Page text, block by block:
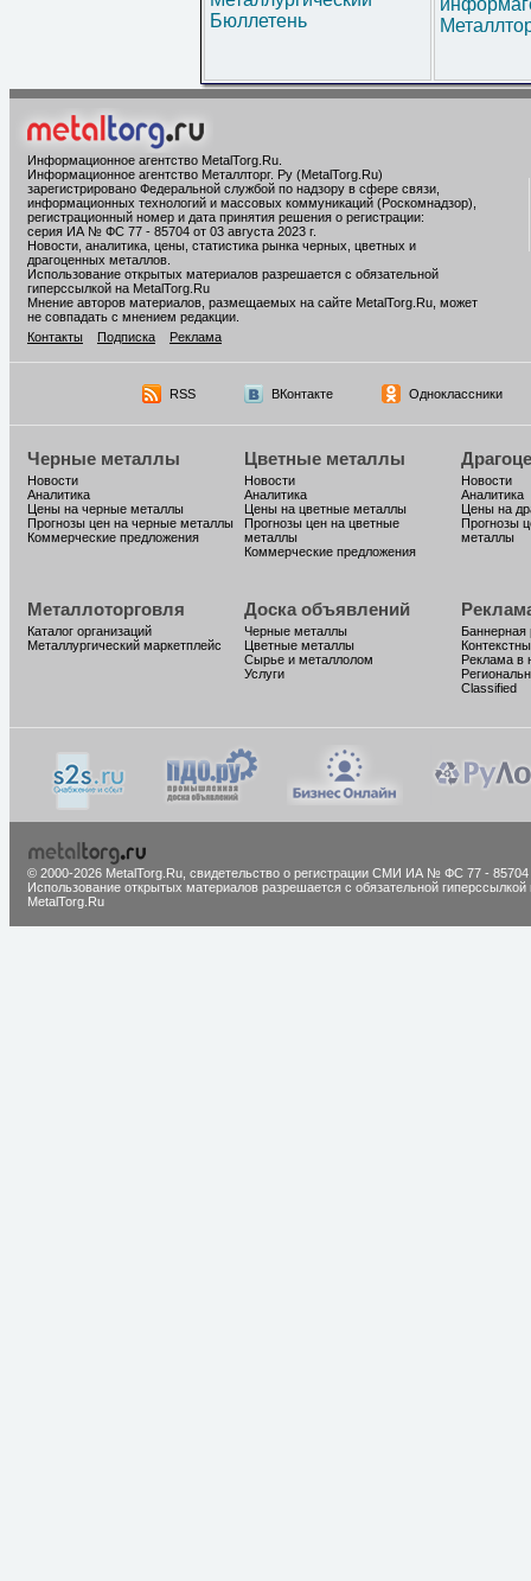
Бюллетень
Информационное агентство MetalTorg.Ru
Информационное агентство Металлторг. Ру (MetalTorg.Ru)
зарегистрировано Федеральной службой по надзору в сфере связи,
информационных технологий и массовых коммуникаций (Роскомнадзор),
регистрационный номер и дата принятия решения о регистрации:
серия ИА № ФС 77 - 85704 от 03 августа 2023 г.
Новости, аналитика, цены, статистика рынка черных, цветных и
драгоценных металлов.
Использование открытых материалов разрешается с обязательной
гиперссылкой на MetalTorg.Ru
Мнение авторов материалов, размещаемых на сайте MetalTorg.Ru, может
не совпадать с мнением редакции.
Контакты
Подписка Реклама
RSS ВКонтакте Одноклассники
Черные металлы
Новости
Аналитика
Цены на черные металлы
Прогнозы цен на черные металлы
Коммерческие предложения
Цветные металлы
Новости
Аналитика
Цены на цветные металлы
Прогнозы цен на цветные
металлы
Коммерческие предложения
Новости
Аналитика
Цены на
Прогнозы
металлы
Металлоторговля
Каталог организаций
Металлургический маркетплейс
Доска объявлений
Черные металлы
Цветные металлы
Сырье и металлолом
Услуги
Баннерная
Реклама в
Classified
© 2000-2026 MetalTorg.Ru, cвидетельство о регистрации СМИ ИА № ФС 77 - 85704
Использование открытых материалов разрешается с обязательной гиперссылкой
MetalTorg.Ru